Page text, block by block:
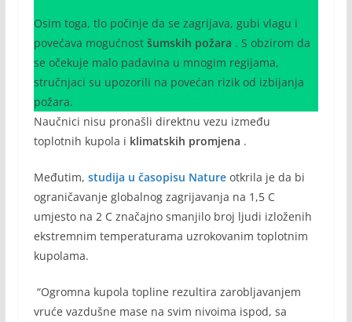
Osim toga, tlo počinje da se zagrijava, gubi vlagu i
povećava mogućnost šumskih požara . S obzirom da
se očekuje malo padavina u mnogim regijama,
stručnjaci su upozorili na povećan rizik od izbijanja
požara.
Naučnici nisu pronašli direktnu vezu između
toplotnih kupola i klimatskih promjena .
Međutim, studija u časopisu Natureotkrila je da bi
ograničavanje globalnog zagrijavanja na 1,5 C
umjesto na 2 C značajno smanjilo broj ljudi izloženih
ekstremnim temperaturama uzrokovanim toplotnim
kupolama.
“Ogromna kupola topline rezultira zarobljavanjem
vruće vazdušne mase na svim nivoima ispod, sa